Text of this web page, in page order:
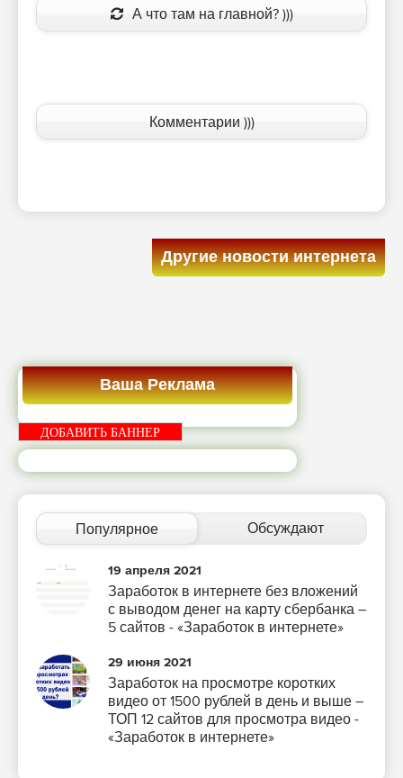
А что там на главной? )))
Комментарии )))
Другие новости интернета
Ваша Реклама
ДОБАВИТЬ БАННЕР
Популярное Обсуждают
19 апреля 2021
Заработок в интернете без вложений
с выводом денег на карту сбербанка –
5 сайтов - «Заработок в интернете»
29 июня 2021
Заработок на просмотре коротких
видео от 1500 рублей в день и выше –
ТОП 12 сайтов для просмотра видео -
«Заработок в интернете»